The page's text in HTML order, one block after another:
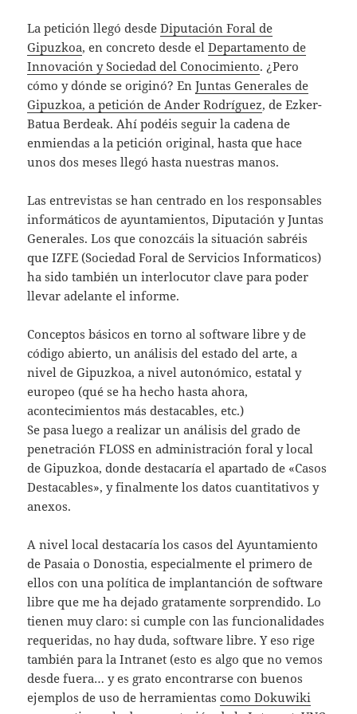
La petición llegó desdeDiputación Foral de
Gipuzkoa, en concreto desde elDepartamento de
Innovación y Sociedad del Conocimiento. ¿Pero
cómo y dónde se originó? EnJuntas Generales de
Gipuzkoa, a petición de Ander Rodríguez, de Ezker-
Batua Berdeak. Ahí podéis seguir la cadena de
enmiendas a la petición original, hasta que hace
unos dos meses llegó hasta nuestras manos.
Las entrevistas se han centrado en los responsables
informáticos de ayuntamientos, Diputación y Juntas
Generales. Los que conozcáis la situación sabréis
que IZFE (Sociedad Foral de Servicios Informaticos)
ha sido también un interlocutor clave para poder
llevar adelante el informe.
Conceptos básicos en torno al software libre y de
código abierto, un análisis del estado del arte, a
nivel de Gipuzkoa, a nivel autonómico, estatal y
europeo (qué se ha hecho hasta ahora,
acontecimientos más destacables, etc.)
Se pasa luego a realizar un análisis del grado de
penetración FLOSS en administración foral y local
de Gipuzkoa, donde destacaría el apartado de «Casos
Destacables», y finalmente los datos cuantitativos y
anexos.
A nivel local destacaría los casos del Ayuntamiento
de Pasaia o Donostia, especialmente el primero de
ellos con una política de implantanción de software
libre que me ha dejado gratamente sorprendido. Lo
tienen muy claro: si cumple con las funcionalidades
requeridas, no hay duda, software libre. Y eso rige
también para la Intranet (esto es algo que no vemos
desde fuera… y es grato encontrarse con buenos
ejemplos de uso de herramientascomo Dokuwiki